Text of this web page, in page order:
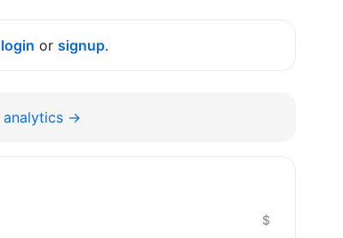
login or signup.
analytics →
$